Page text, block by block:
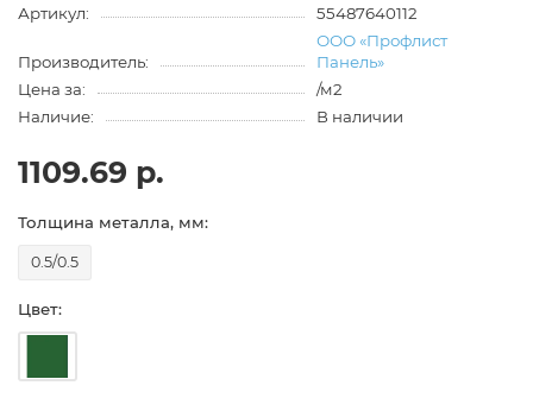
Артикул:
55487640112
Производитель:
ООО «Профлист
Панель»
Цена за:
/м2
Наличие:
В наличии
1109.69 р.
Толщина металла, мм:
0.5/0.5
Цвет: